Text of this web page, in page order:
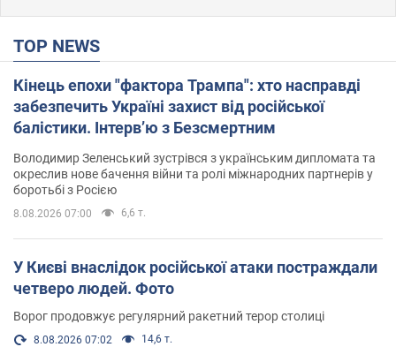
TOP NEWS
Кінець епохи "фактора Трампа": хто насправді
забезпечить Україні захист від російської
балістики. Інтерв’ю з Безсмертним
Володимир Зеленський зустрівся з українським дипломата та
окреслив нове бачення війни та ролі міжнародних партнерів у
боротьбі з Росією
8.08.2026 07:00 6,6 т.
У Києві внаслідок російської атаки постраждали
четверо людей. Фото
Ворог продовжує регулярний ракетний терор столиці
8.08.2026 07:02 14,6 т.